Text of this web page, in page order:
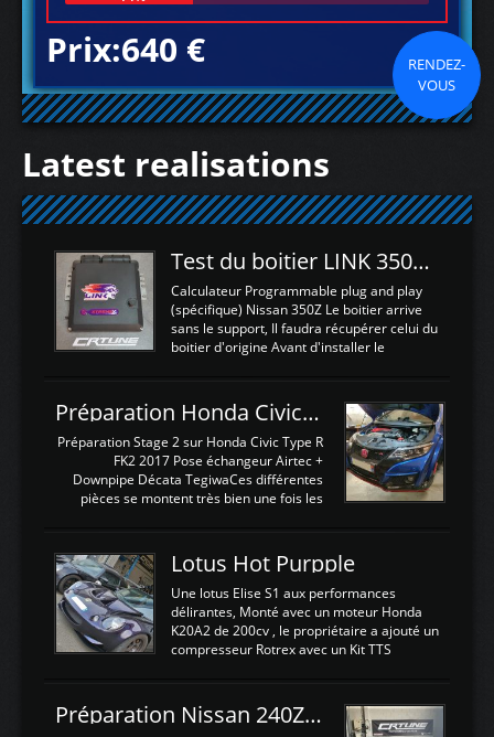
Prix:640 €
RENDEZ-
VOUS
Latest realisations
Test du boitier LINK 350Z Plugin ECU
Calculateur Programmable plug and play
(spécifique) Nissan 350Z Le boitier arrive
sans le support, Il faudra récupérer celui du
boitier d'origine Avant d'installer le
d'envoyer l'information de la large bande
dans le boitier. sydney sweeney deepfake
La sortie 0-5V de l'afr sera connectée sur
l'entrée AN Volt 8 et GndAN pour
Analogique, et Volt car l'information est une
tension (Pas une résistance variable d'un
est temps de brancher le ...
Préparation Honda Civic Type R FK2
Préparation Stage 2 sur Honda Civic Type R
FK2 2017 Pose échangeur Airtec +
Downpipe Décata TegiwaCes différentes
pièces se montent très bien une fois les
légere découpe du plastique inferieur,
negénant en rien la structure ou le
fonctionnement du fond plat. Une
reprogrammation Stage 2 est faite sur le
calculateur d'origine. Une alternative
économique au passage sur Hondata
d'origine 310cv et 400Nn , Une fois
reprogrammé et les ...
Lotus Hot Purpple
Une lotus Elise S1 aux performances
délirantes, Monté avec un moteur Honda
K20A2 de 200cv , le propriétaire a ajouté un
compresseur Rotrex avec un Kit TTS
d'augmenter la puissance de son moteur:
un watercooler a été ajouté. 300Cv sans
Préparation Nissan 240Z SR20DET